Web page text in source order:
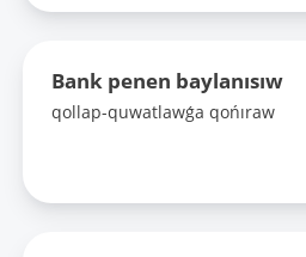
Bank penen baylanısıw
qollap-quwatlawǵa qońıraw